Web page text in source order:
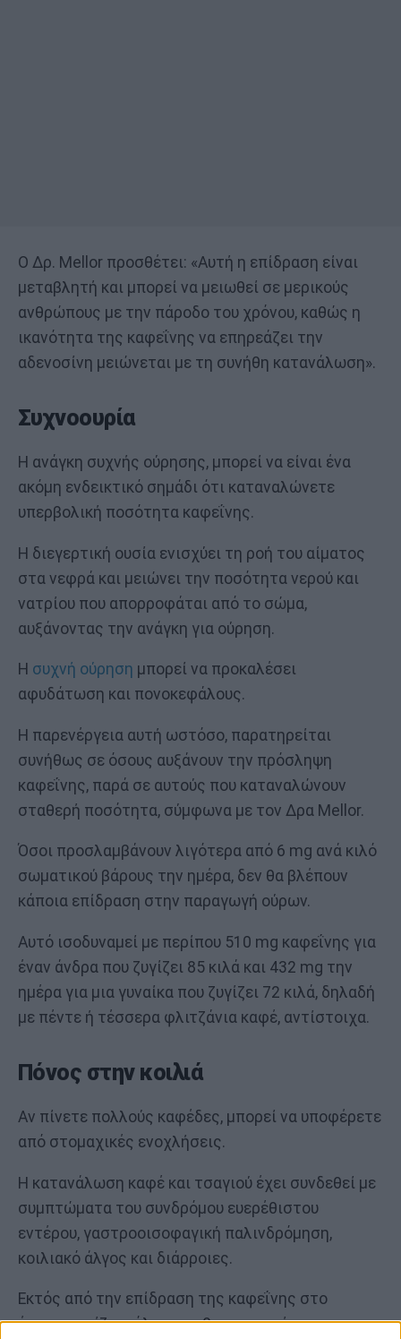
Ο Δρ. Mellor προσθέτει: «Αυτή η επίδραση είναι
μεταβλητή και μπορεί να μειωθεί σε μερικούς
ανθρώπους με την πάροδο του χρόνου, καθώς η
ικανότητα της καφεΐνης να επηρεάζει την
αδενοσίνη μειώνεται με τη συνήθη κατανάλωση».
Συχνοουρία
Η ανάγκη συχνής ούρησης, μπορεί να είναι ένα
ακόμη ενδεικτικό σημάδι ότι καταναλώνετε
υπερβολική ποσότητα καφεΐνης.
Η διεγερτική ουσία ενισχύει τη ροή του αίματος
στα νεφρά και μειώνει την ποσότητα νερού και
νατρίου που απορροφάται από το σώμα,
αυξάνοντας την ανάγκη για ούρηση.
Η συχνή ούρηση μπορεί να προκαλέσει
αφυδάτωση και πονοκεφάλους.
Η παρενέργεια αυτή ωστόσο, παρατηρείται
συνήθως σε όσους αυξάνουν την πρόσληψη
καφεΐνης, παρά σε αυτούς που καταναλώνουν
σταθερή ποσότητα, σύμφωνα με τον Δρα Mellor.
Όσοι προσλαμβάνουν λιγότερα από 6 mg ανά κιλό
σωματικού βάρους την ημέρα, δεν θα βλέπουν
κάποια επίδραση στην παραγωγή ούρων.
Αυτό ισοδυναμεί με περίπου 510 mg καφεΐνης για
έναν άνδρα που ζυγίζει 85 κιλά και 432 mg την
ημέρα για μια γυναίκα που ζυγίζει 72 κιλά, δηλαδή
με πέντε ή τέσσερα φλιτζάνια καφέ, αντίστοιχα.
Πόνος στην κοιλιά
Αν πίνετε πολλούς καφέδες, μπορεί να υποφέρετε
από στομαχικές ενοχλήσεις.
Η κατανάλωση καφέ και τσαγιού έχει συνδεθεί με
συμπτώματα του συνδρόμου ευερέθιστου
εντέρου, γαστροοισοφαγική παλινδρόμηση,
κοιλιακό άλγος και διάρροιες.
Εκτός από την επίδραση της καφεΐνης στο
έντερο, παίζει ρόλο και η θερμοκρασία των